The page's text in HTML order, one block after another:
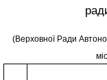
(Верховної Ради